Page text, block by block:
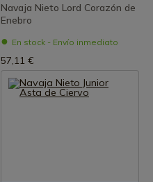
Navaja Nieto Lord Corazón de
Enebro
En stock - Envío inmediato
57,11 €